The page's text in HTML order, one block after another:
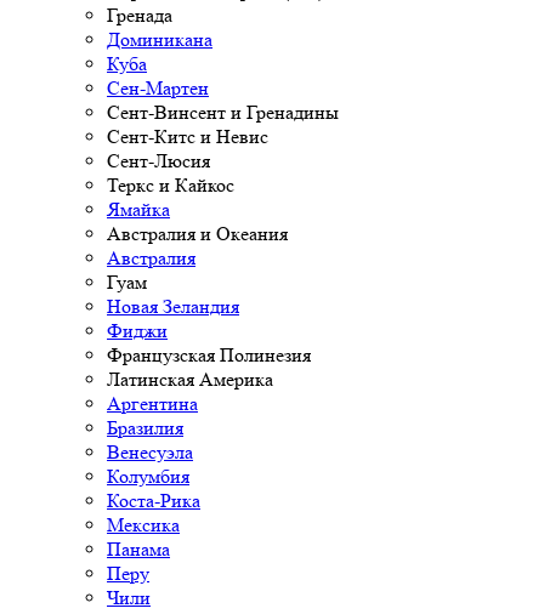
Гренада
Доминикана
Куба
Сен-Мартен
Сент-Винсент и Гренадины
Сент-Китс и Невис
Сент-Люсия
Теркс и Кайкос
Ямайка
Австралия и Океания
Австралия
Гуам
Новая Зеландия
Фиджи
Французская Полинезия
Латинская Америка
Аргентина
Бразилия
Венесуэла
Колумбия
Коста-Рика
Мексика
Панама
Перу
Чили